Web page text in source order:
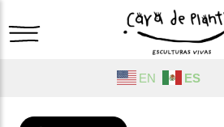
contenido
EN ES